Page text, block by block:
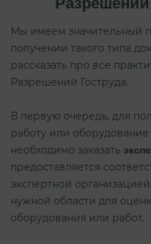
Мы имеем значительный
получении такого типа
рассказать про все
Разрешений Гоструда.
В первую очередь, для
работу или
необходимо заказать
предоставляется
экспертной
нужной области для
оборудования или работ.